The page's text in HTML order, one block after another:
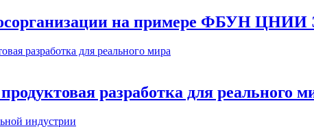
на примере ФБУН ЦНИИ
разработка для реального